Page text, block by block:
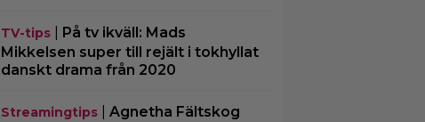
TV-tips| På tv ikväll: Mads
Mikkelsen super till rejält i tokhyllat
danskt drama från 2020
Streamingtips| Agnetha Fältskog